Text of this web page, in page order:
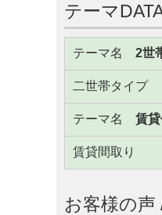
テーマ
テーマ名 2世
二世帯タイプ
テーマ名 賃
賃貸間取り
お客様の声